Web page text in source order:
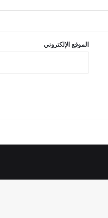
الموقع الإلكتروني